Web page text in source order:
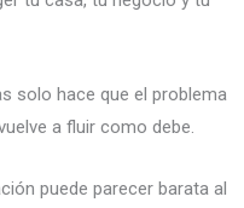
solo hace que el problema
a fluir como debe.
puede parecer barata al